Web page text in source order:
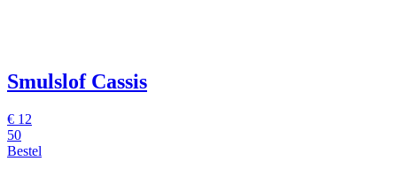
Smulslof Cassis
€ 12
50
Bestel